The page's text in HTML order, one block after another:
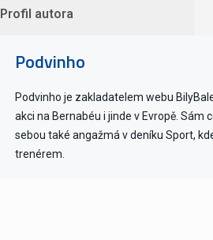
Profil autora
Podvinho
Podvinho je zakladatelem webu
akci na Bernabéu i jinde v Evropě. Sám
sebou také angažmá v deníku Sport,
trenérem.